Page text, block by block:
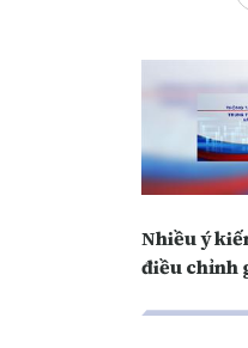
Nhiều ý
điều chỉnh